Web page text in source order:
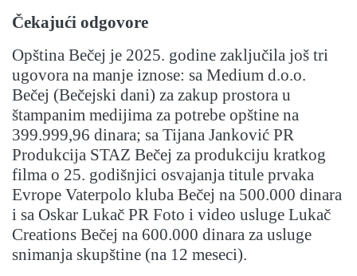
Čekajući odgovore
Opština Bečej je 2025. godine zaključila još tri
ugovora na manje iznose: sa Medium d.o.o.
Bečej (Bečejski dani) za zakup prostora u
štampanim medijima za potrebe opštine na
399.999,96 dinara; sa Tijana Janković PR
Produkcija STAZ Bečej za produkciju kratkog
filma o 25. godišnjici osvajanja titule prvaka
Evrope Vaterpolo kluba Bečej na 500.000 dinara
i sa Oskar Lukač PR Foto i video usluge Lukač
Creations Bečej na 600.000 dinara za usluge
snimanja skupštine (na 12 meseci).